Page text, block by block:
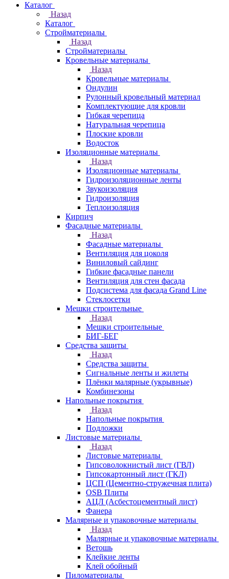
Каталог
Назад
Каталог
Стройматериалы
Назад
Стройматериалы
Кровельные материалы
Назад
Кровельные материалы
Ондулин
Рулонный кровельный материал
Комплектующие для кровли
Гибкая черепица
Натуральная черепица
Плоские кровли
Водосток
Изоляционные материалы
Назад
Изоляционные материалы
Гидроизоляционные ленты
Звукоизоляция
Гидроизоляция
Теплоизоляция
Кирпич
Фасадные материалы
Назад
Фасадные материалы
Вентиляция для цоколя
Виниловый сайдинг
Гибкие фасадные панели
Вентиляция для стен фасада
Подсистема для фасада Grand Line
Стеклосетки
Мешки строительные
Назад
Мешки строительные
БИГ-БЕГ
Средства защиты
Назад
Средства защиты
Сигнальные ленты и жилеты
Плёнки малярные (укрывные)
Комбинезоны
Напольные покрытия
Назад
Напольные покрытия
Подложки
Листовые материалы
Назад
Листовые материалы
Гипсоволокнистый лист (ГВЛ)
Гипсокартонный лист (ГКЛ)
ЦСП (Цементно-стружечная плита)
OSB Плиты
АЦЛ (Асбестоцементный лист)
Фанера
Малярные и упаковочные материалы
Назад
Малярные и упаковочные материалы
Ветошь
Клейкие ленты
Клей обойный
Пиломатериалы